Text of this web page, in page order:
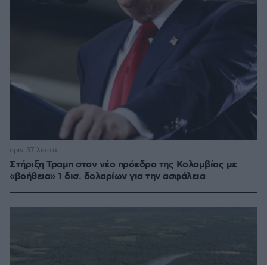
Στήριξη Τραμπ στον νέο πρόεδρο της Κολομβίας με
«βοήθεια» 1 δισ. δολαρίων για την ασφάλεια
πριν 37 λεπτά